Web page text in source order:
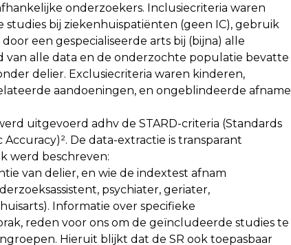
onderzoekers. Inclusiecriteria waren
studies bij ziekenhuispatiënten (geen IC), gebruik
een gespecialiseerde arts bij (bijna) alle
van alle data en de onderzochte populatie bevatte
delier. Exclusiecriteria waren kinderen,
aandoeningen, en ongeblindeerde afname
uitgevoerd adhv de STARD-criteria (Standards
De data-extractie is transparant
werd beschreven:
van delier, en wie de indextest afnam
psychiater, geriater,
Informatie over specifieke
reden voor ons om de geïncludeerde studies te
Hieruit blijkt dat de SR ook toepasbaar